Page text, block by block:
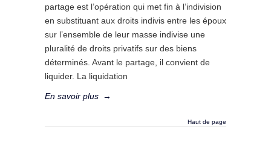
partage est l’opération qui met fin à l’indivision
en substituant aux droits indivis entre les époux
sur l’ensemble de leur masse indivise une
pluralité de droits privatifs sur des biens
déterminés. Avant le partage, il convient de
liquider. La liquidation
En savoir plus →
Haut de page